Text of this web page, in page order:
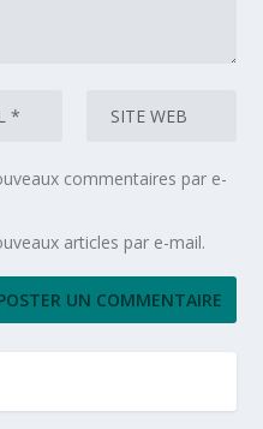
commentaires par e-
articles par e-mail.